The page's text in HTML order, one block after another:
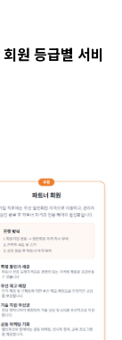
회원 등급별 서비